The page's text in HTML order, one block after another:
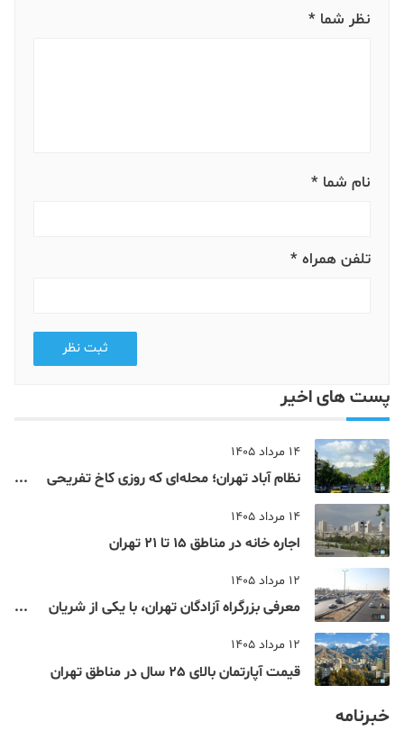
نظر شما *
نام شما *
تلفن همراه *
ثبت نظر
پست های اخیر
14 مرداد 1405
نظام‌ آباد تهران؛ محله‌ای که روزی کاخ تفریحی
14 مرداد 1405
اجاره خانه در مناطق 15 تا 21 تهران
12 مرداد 1405
معرفی بزرگراه آزادگان تهران، با یکی از شریان
12 مرداد 1405
قیمت آپارتمان بالای 25 سال در مناطق تهران
خبرنامه